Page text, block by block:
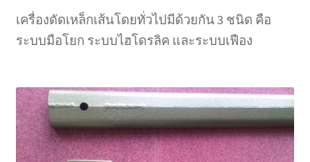
เครื่องดัดเหล็กเส้นโดยทั่วไปมีด้วยกัน 3 ชนิด คือ
ระบบมือโยก ระบบไฮโดรลิค และระบบเฟือง